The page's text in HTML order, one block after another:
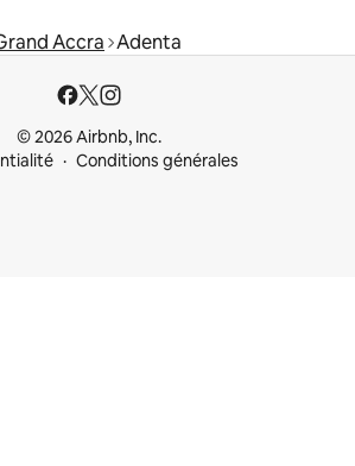
Accra Adenta
© 2026 Airbnb, Inc.
Conditions générales